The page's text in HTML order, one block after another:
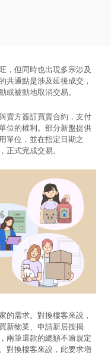
，但同時也出現多宗涉及
共通點是涉及延後成交，
或被動地取消交易。
賣方簽訂買賣合約，支付
位的權利。部分新盤提供
單位，並在指定日期之
正式完成交易。
的需求。對換樓客來說，
新物業、申請新居按揭
兩筆還款的總額不逾規定
對換樓客來說，此要求增